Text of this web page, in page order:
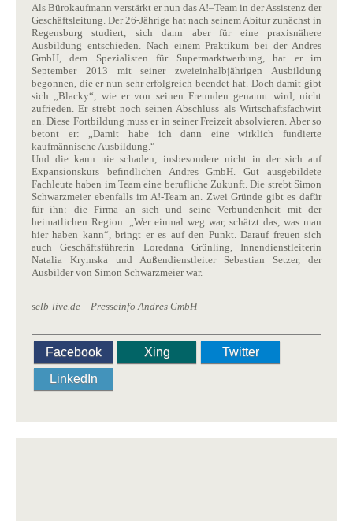
Als Bürokaufmann verstärkt er nun das A!–Team in der Assistenz der
Geschäftsleitung. Der 26-Jährige hat nach seinem Abitur zunächst in
Regensburg studiert, sich dann aber für eine praxisnähere
Ausbildung entschieden. Nach einem Praktikum bei der Andres
GmbH, dem ‪‎Spezialisten für ‪‎Supermarktwerbung, hat er im
September 2013 mit seiner zweieinhalbjährigen Ausbildung
begonnen, die er nun sehr erfolgreich beendet hat. Doch damit gibt
sich „Blacky“, wie er von seinen Freunden genannt wird, nicht
zufrieden. Er strebt noch seinen Abschluss als Wirtschaftsfachwirt
an. Diese Fortbildung muss er in seiner Freizeit absolvieren. Aber so
betont er: „Damit habe ich dann eine wirklich fundierte
kaufmännische Ausbildung.“
Und die kann nie schaden, insbesondere nicht in der sich auf
Expansionskurs befindlichen Andres GmbH. Gut ausgebildete
Fachleute haben im Team eine berufliche Zukunft. Die strebt Simon
Schwarzmeier ebenfalls im A!-Team an. Zwei Gründe gibt es dafür
für ihn: die Firma an sich und seine Verbundenheit mit der
heimatlichen Region. „Wer einmal weg war, schätzt das, was man
hier haben kann“, bringt er es auf den Punkt. Darauf freuen sich
auch Geschäftsführerin Loredana Grünling, Innendienstleiterin
Natalia Krymska und Außendienstleiter Sebastian Setzer, der
Ausbilder von Simon Schwarzmeier war.
selb-live.de – Presseinfo Andres GmbH
Facebook Xing
Twitter
LinkedIn